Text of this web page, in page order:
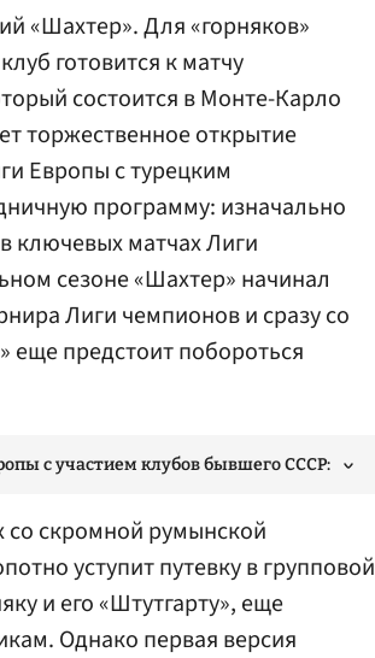
«Шахтер». Для «горняков»
готовится к матчу
состоится в Монте-Карло
торжественное открытие
Европы с турецким
программу: изначально
ключевых матчах Лиги
сезоне «Шахтер» начинал
Лиги чемпионов и сразу со
еще предстоит побороться
с участием клубов бывшего СССР:
скромной румынской
уступит путевку в групповой
и его «Штутгарту», еще
Однако первая версия